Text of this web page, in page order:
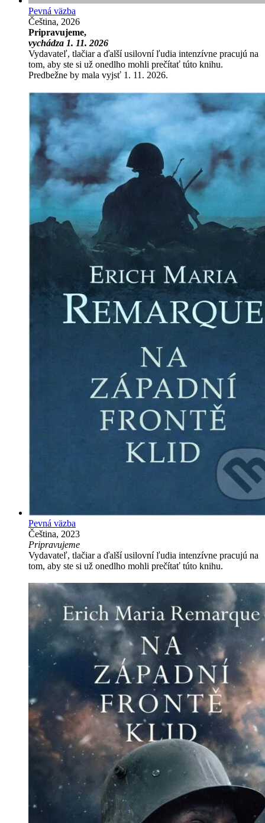
Pevná väzba
Čeština, 2026
Pripravujeme,
vychádza 1. 11. 2026
Vydavateľ, tlačiar a ďalší usilovní ľudia intenzívne pracujú na
tom, aby ste si už onedlho mohli prečítať túto knihu.
Predbežne by mala vyjsť 1. 11. 2026.
Pevná väzba
Čeština, 2023
Pripravujeme
Vydavateľ, tlačiar a ďalší usilovní ľudia intenzívne pracujú na
tom, aby ste si už onedlho mohli prečítať túto knihu.